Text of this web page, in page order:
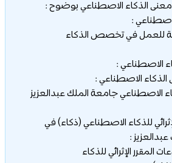
:
للعمل في تخصص الذكاء
الاصطناعي :
الاصطناعي :
جامعة الملك عبدالعزيز
للذكاء الاصطناعي (ذكاء) في
:
المقرر الإثرائي للذكاء